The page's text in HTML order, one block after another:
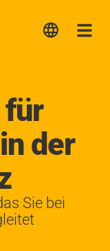
für
der
Sie bei